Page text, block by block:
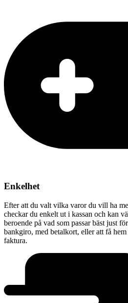
Enkelhet
Efter att du valt vilka varor du vill ha
checkar du enkelt ut i kassan och kan
beroende på vad som passar bäst just
bankgiro, med betalkort, eller att få
faktura.